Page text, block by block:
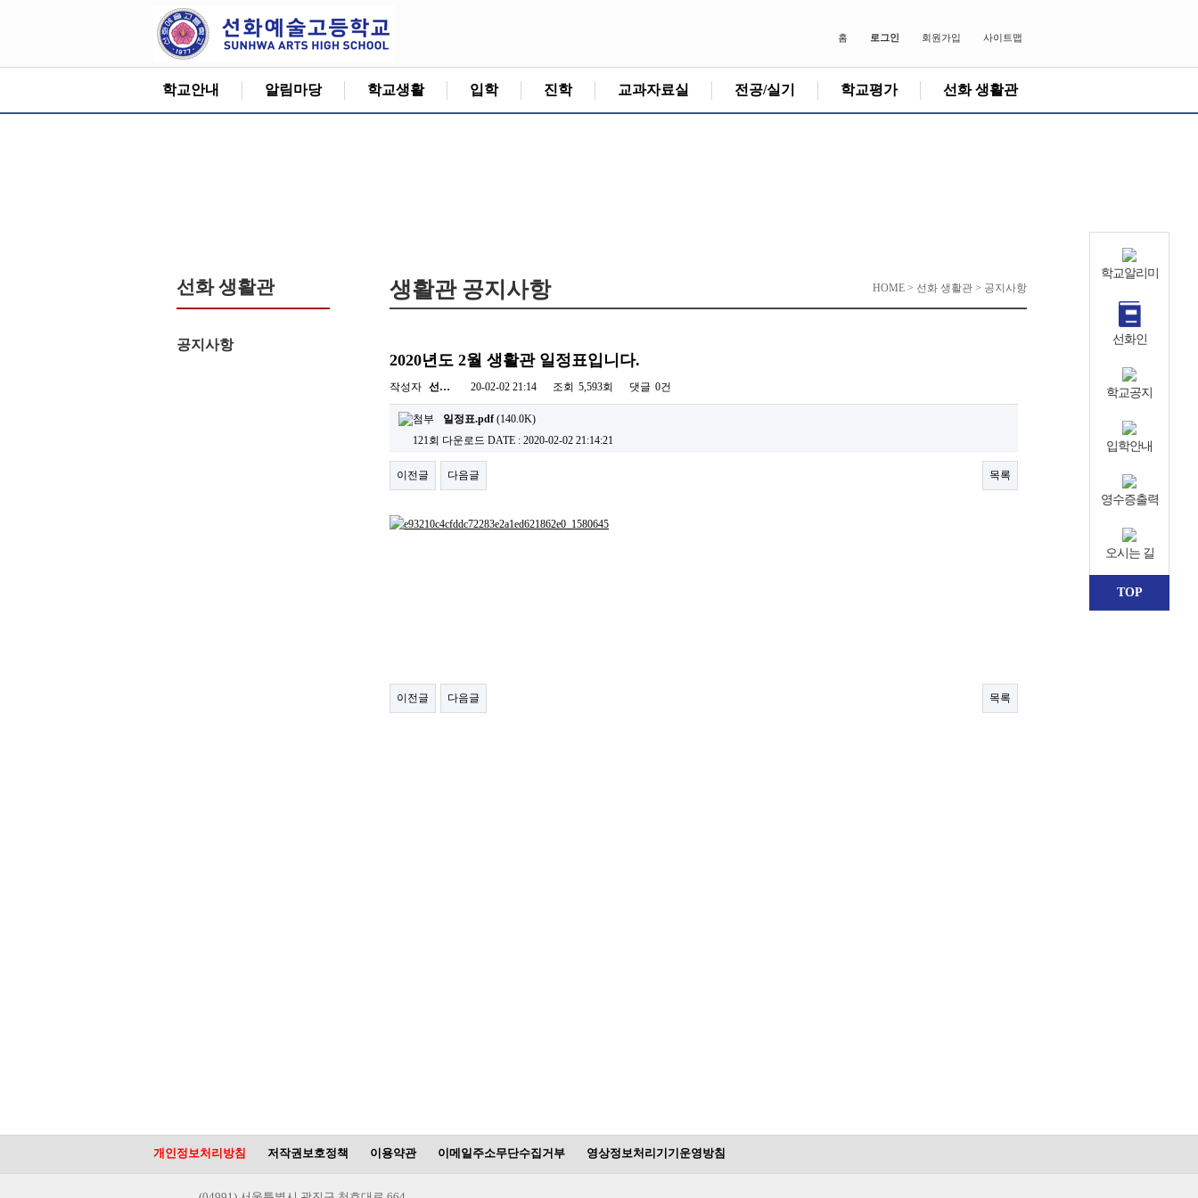
홈 로그인 회원가입 사이트맵
학교안내 알림마당 학교생활 입학 진학 교과자료실 전공/실기 학교평가 선화 생활관
선화 생활관
공지사항
생활관 공지사항 HOME > 선화 생활관 > 공지사항
2020년도 2월 생활관 일정표입니다.
작성자 선… 20-02-02 21:14 조회 5,593회 댓글 0건
일정표.pdf(140.0K)
121회 다운로드 DATE : 2020-02-02 21:14:21
이전글 다음글 목록
이전글 다음글 목록
개인정보처리방침 저작권보호정책 이용약관 이메일주소무단수집거부 영상정보처리기기운영방침
학교알리미
선화인
학교공지
입학안내
영수증출력
오시는 길
TOP